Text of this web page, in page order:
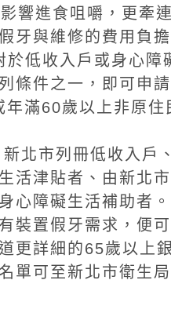
響進食咀嚼，更牽
牙與維修的費用負擔
低收入戶或身心障
條件之一，即可申請
滿60歲以上非原住
北市列冊低收入戶
活津貼者、由新北
心障礙生活補助者。
裝置假牙需求，便
更詳細的65歲以上
單可至新北市衛生